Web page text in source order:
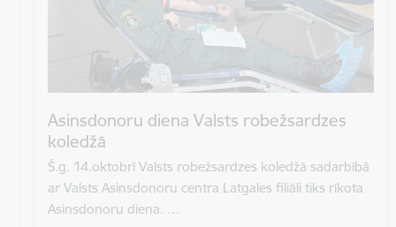
Asinsdonoru diena Valsts robežsardzes
koledžā
Š.g. 14.oktobrī Valsts robežsardzes koledžā sadarbībā
ar Valsts Asinsdonoru centra Latgales filiāli tiks rīkota
Asinsdonoru diena. …